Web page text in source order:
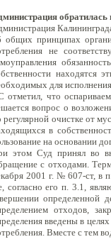
общих принципах
не
находятся
для
отметил, что
вопрос о
регулярной очистке от
в
на основании
этом Суд принял во
с отходами.
2001 г. № 607-ст, в
согласно его п. 3.1,
определенной
отходов,
введены в
Вместе с тем